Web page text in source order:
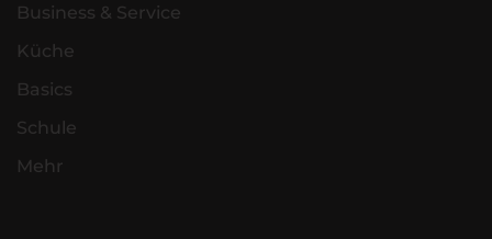
Business & Service
Küche
Basics
Schule
Mehr